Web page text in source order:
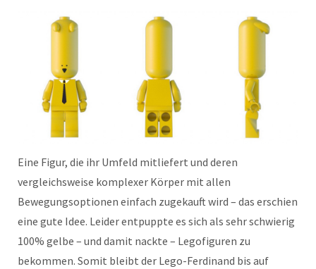
Eine Figur, die ihr Umfeld mitliefert und deren
vergleichsweise komplexer Körper mit allen
Bewegungsoptionen einfach zugekauft wird – das erschien
eine gute Idee. Leider entpuppte es sich als sehr schwierig
100% gelbe – und damit nackte – Legofiguren zu
bekommen. Somit bleibt der Lego-Ferdinand bis auf